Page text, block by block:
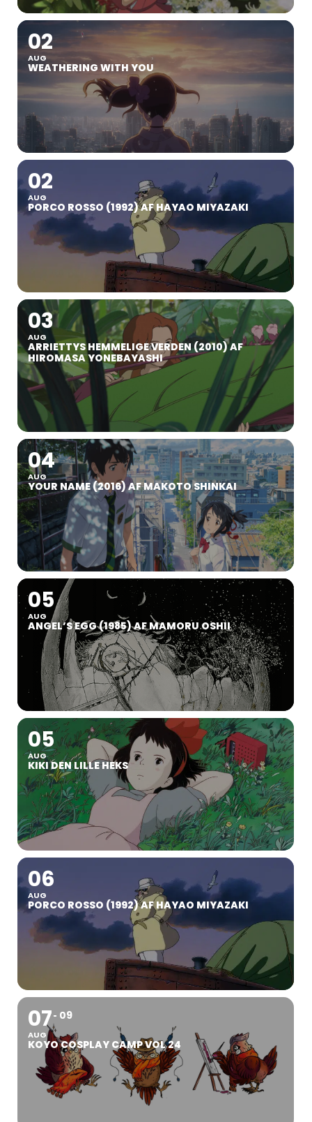
02
AUG
WEATHERING WITH YOU
02
AUG
PORCO ROSSO (1992) AF HAYAO MIYAZAKI
03
AUG
ARRIETTYS HEMMELIGE VERDEN (2010) AF
HIROMASA YONEBAYASHI
04
AUG
YOUR NAME (2016) AF MAKOTO SHINKAI
05
AUG
ANGEL’S EGG (1985) AF MAMORU OSHII
05
AUG
KIKI DEN LILLE HEKS
06
AUG
PORCO ROSSO (1992) AF HAYAO MIYAZAKI
07
AUG
09
KOYO COSPLAY CAMP VOL 24